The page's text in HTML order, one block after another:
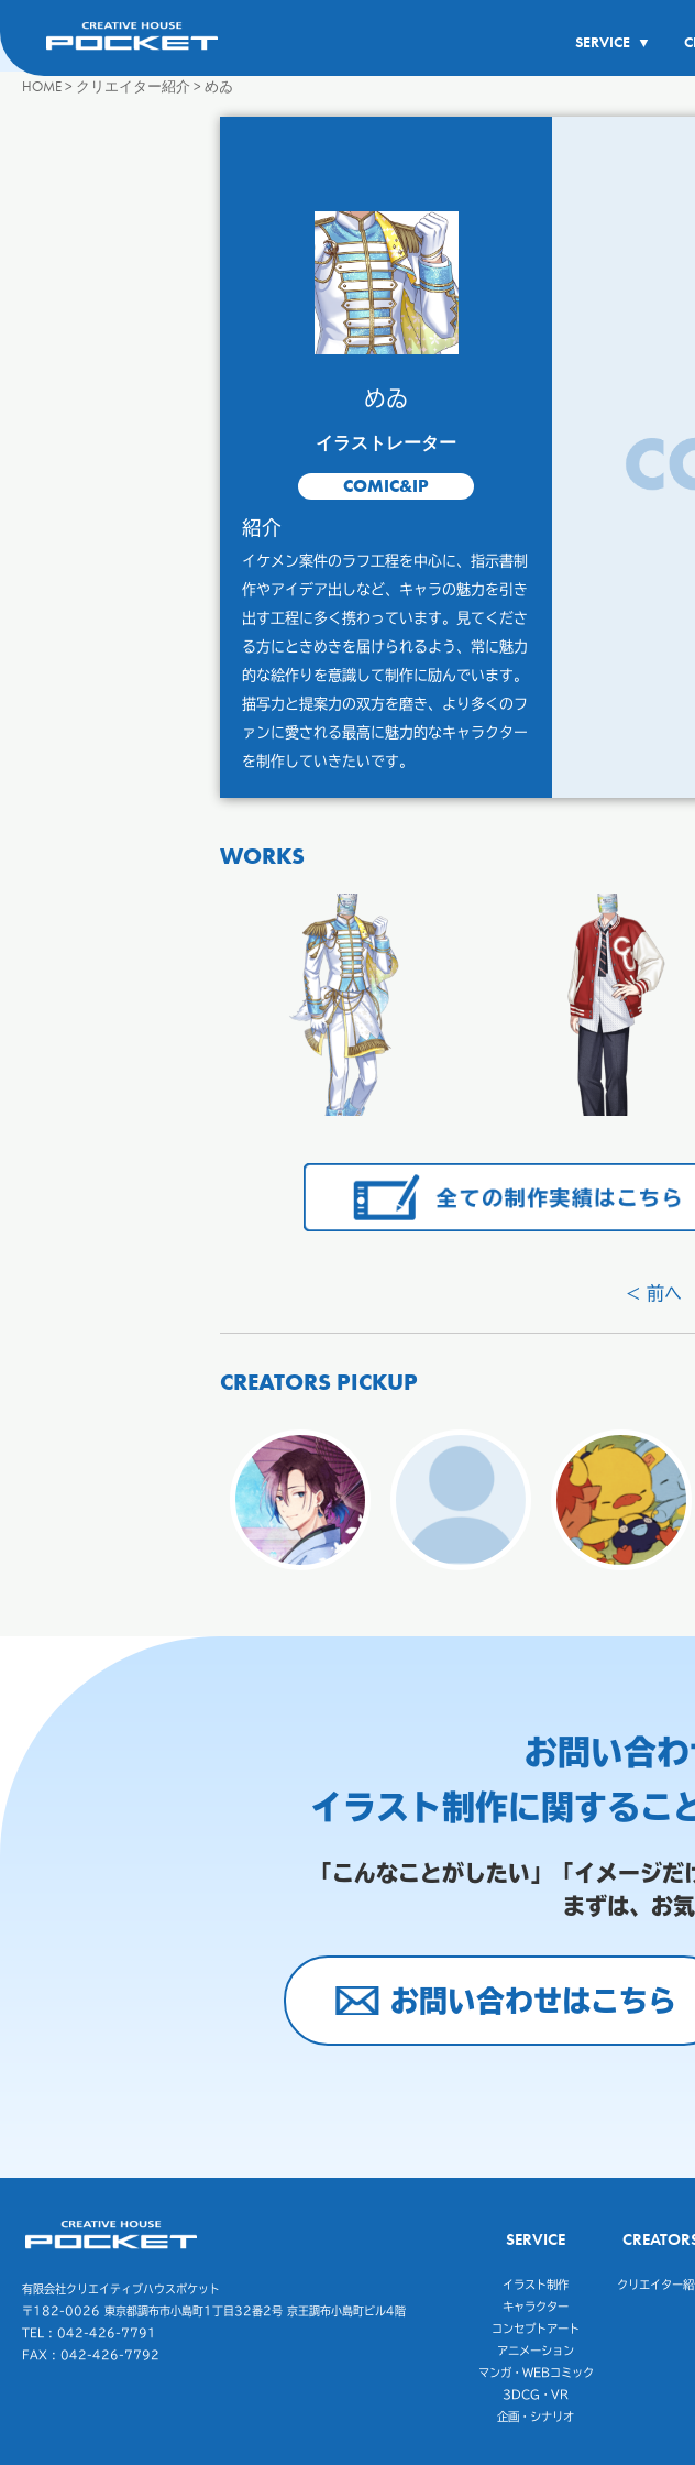
SERVICE ▼
HOME> クリエイター紹介 >めゐ
めゐ
イラストレーター
COMIC&IP
紹介
イケメン案件のラフ工程を中心に、指示書制
作やアイデア出しなど、キャラの魅力を引き
出す工程に多く携わっています。見てくださ
る方にときめきを届けられるよう、常に魅力
的な絵作りを意識して制作に励んでいます。
描写力と提案力の双方を磨き、より多くのフ
ァンに愛される最高に魅力的なキャラクター
を制作していきたいです。
WORKS
< 前へ
CREATORS PICKUP
お問い合
イラスト制作に関するこ
「こんなことがしたい」「イメージだ
まずは、お
お問い合わせはこちら
有限会社クリエイティブハウスポケット
〒182-0026 東京都調布市小島町1丁目32番2号京王調布小島町ビル4階
TEL : 042-426-7791
FAX : 042-426-7792
SERVICE
イラスト制作
キャラクター
コンセプトアート
アニメーション
マンガ・WEBコミック
3DCG・VR
企画・シナリオ
クリエイター